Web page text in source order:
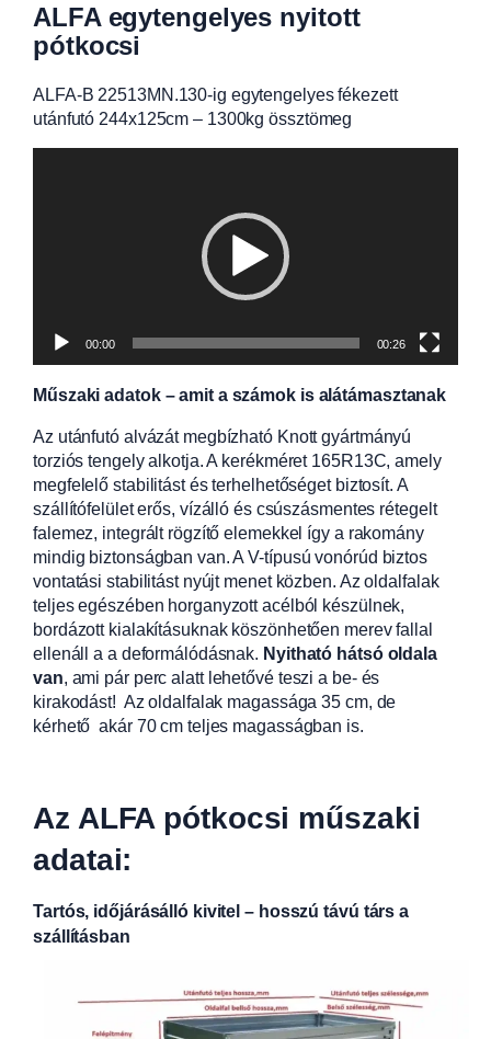
ALFA egytengelyes nyitott
pótkocsi
ALFA-B 22513MN.130-ig egytengelyes fékezett
utánfutó 244x125cm – 1300kg össztömeg
00:00 00:26
Műszaki adatok – amit a számok is alátámasztanak
Az utánfutó alvázát megbízható Knott gyártmányú
torziós tengely alkotja. A kerékméret 165R13C, amely
megfelelő stabilitást és terhelhetőséget biztosít. A
szállítófelület erős, vízálló és csúszásmentes rétegelt
falemez, integrált rögzítő elemekkel így a rakomány
mindig biztonságban van. A V-típusú vonórúd biztos
vontatási stabilitást nyújt menet közben. Az oldalfalak
teljes egészében horganyzott acélból készülnek,
bordázott kialakításuknak köszönhetően merev fallal
ellenáll a a deformálódásnak. Nyitható hátsó oldala
van, ami pár perc alatt lehetővé teszi a be- és
kirakodást! Az oldalfalak magassága 35 cm, de
kérhető akár 70 cm teljes magasságban is.
Az ALFA pótkocsi műszaki
adatai:
Tartós, időjárásálló kivitel – hosszú távú társ a
szállításban